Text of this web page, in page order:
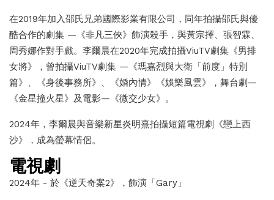
在2019年加入邵氏兄弟國際影業有限公司，同年拍攝邵氏與優
酷合作的劇集 —《非凡三俠》飾演殺手，與黃宗擇、張智霖、
周秀娜作對手戲。李爾晨在2020年完成拍攝ViuTV劇集《男排
女將》，曾拍攝ViuTV劇集 —《瑪嘉烈與大衛「前度」特別
篇》、《身後事務所》、《婚內情》《娛樂風雲》，舞台劇—
《金星撞火星》及電影—《微交少女》。
2024年，李爾晨與音樂新星炎明熹拍攝短篇電視劇《戀上西
沙》，成為螢幕情侶。
電視劇
2024年 - 於 《逆天奇案2》 ，飾演「 Gary 」